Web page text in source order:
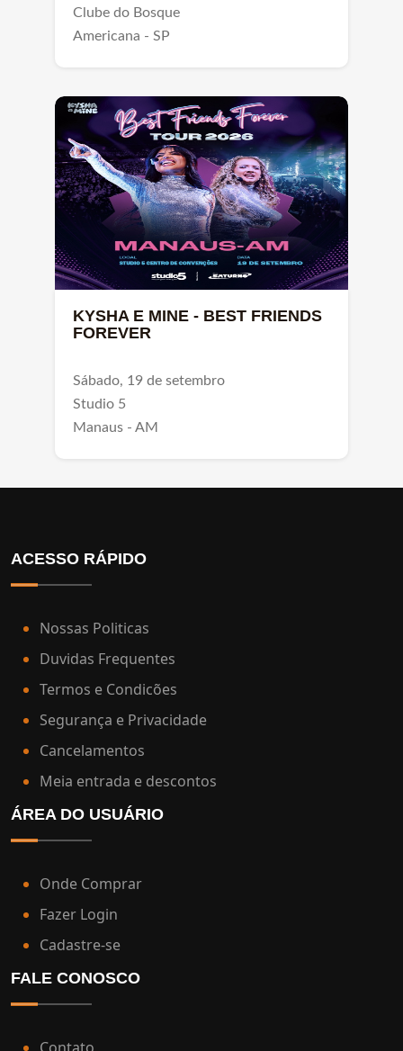
Clube do Bosque
Americana - SP
KYSHA E MINE - BEST FRIENDS
FOREVER
Sábado, 19 de setembro
Studio 5
Manaus - AM
ACESSO RÁPIDO
Nossas Politicas
Duvidas Frequentes
Termos e Condicões
Segurança e Privacidade
Cancelamentos
Meia entrada e descontos
ÁREA DO USUÁRIO
Onde Comprar
Fazer Login
Cadastre-se
FALE CONOSCO